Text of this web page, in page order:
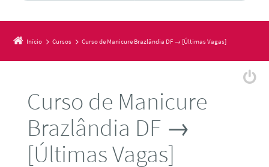
Início Cursos Curso de Manicure Brazlândia DF → [Últimas Vagas]
Curso de Manicure
Brazlândia DF →
[Últimas Vagas]